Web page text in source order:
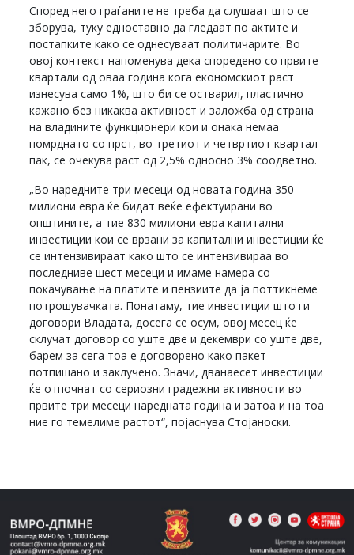
Според него граѓаните не треба да слушаат што се
зборува, туку едноставно да гледаат по актите и
постапките како се однесуваат политичарите. Во
овој контекст напоменува дека споредено со првите
квартали од оваа година кога економскиот раст
изнесува само 1%, што би се остварил, пластично
кажано без никаква активност и заложба од страна
на владините функционери кои и онака немаа
помрднато со прст, во третиот и четвртиот квартал
пак, се очекува раст од 2,5% односно 3% соодветно.
„Во наредните три месеци од новата година 350
милиони евра ќе бидат веќе ефектуирани во
општините, а тие 830 милиони евра капитални
инвестиции кои се врзани за капитални инвестиции ќе
се интензивираат како што се интензивираа во
последниве шест месеци и имаме намера со
покачување на платите и пензиите да ја поттикнеме
потрошувачката. Понатаму, тие инвестиции што ги
договори Владата, досега се осум, овој месец ќе
склучат договор со уште две и декември со уште две,
барем за сега тоа е договорено како пакет
потпишано и заклучено. Значи, дванаесет инвестиции
ќе отпочнат со сериозни градежни активности во
првите три месеци наредната година и затоа и на тоа
ние го темелиме растот“, појаснува Стојаноски.